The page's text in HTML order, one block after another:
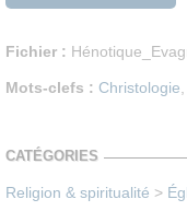
Fichier :
Mots-clefs : Christologie
CATÉGORIES
Religion & spiritualité >